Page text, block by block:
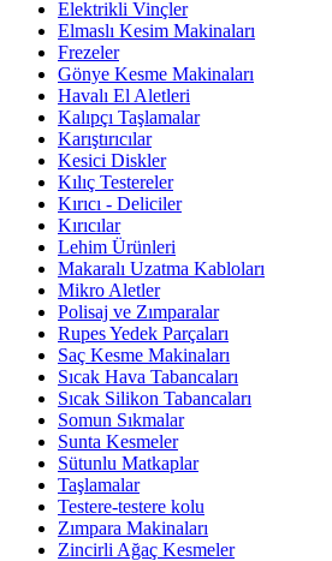
Elektrikli Vinçler
Elmaslı Kesim Makinaları
Frezeler
Gönye Kesme Makinaları
Havalı El Aletleri
Kalıpçı Taşlamalar
Karıştırıcılar
Kesici Diskler
Kılıç Testereler
Kırıcı - Deliciler
Kırıcılar
Lehim Ürünleri
Makaralı Uzatma Kabloları
Mikro Aletler
Polisaj ve Zımparalar
Rupes Yedek Parçaları
Saç Kesme Makinaları
Sıcak Hava Tabancaları
Sıcak Silikon Tabancaları
Somun Sıkmalar
Sunta Kesmeler
Sütunlu Matkaplar
Taşlamalar
Testere-testere kolu
Zımpara Makinaları
Zincirli Ağaç Kesmeler